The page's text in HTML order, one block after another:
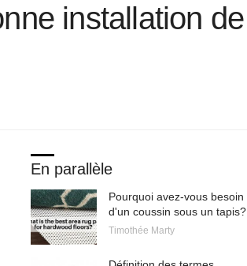
installation de
En parallèle
Pourquoi avez-vous besoin
d'un coussin sous un tapis?
Timothée Marty